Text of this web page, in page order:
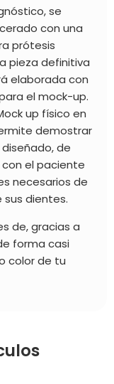
se
con una
prótesis
pieza definitiva
elaborada con
el mock-up.
up físico en
demostrar
de
el paciente
necesarios de
dientes.
de, gracias a
forma casi
color de tu